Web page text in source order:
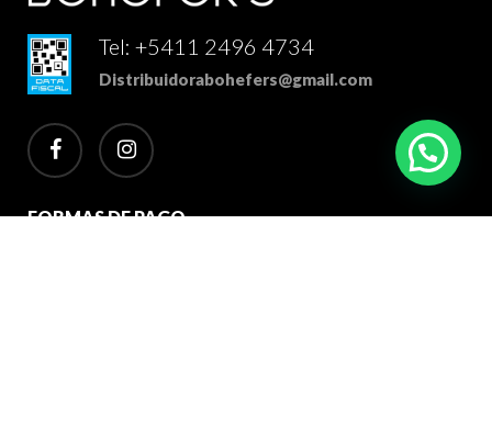
Tel: +5411 2496 4734
Distribuidorabohefers@gmail.com
facebook instagram
FORMAS DE PAGO